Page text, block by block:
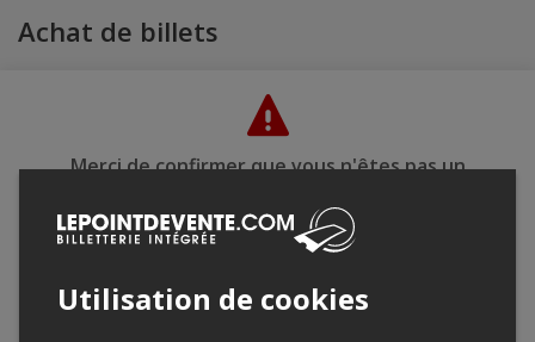
Achat de billets
Merci de confirmer que vous n'êtes pas un
Utilisation de cookies